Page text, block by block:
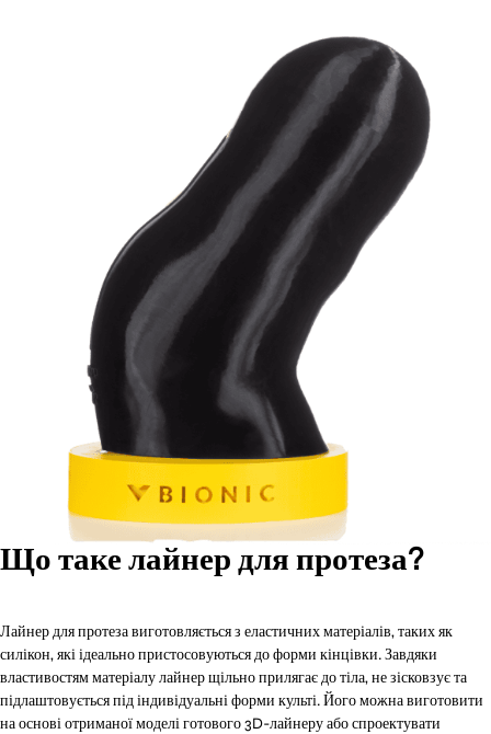
Що таке лайнер для протеза?
Лайнер для протеза виготовляється з еластичних матеріалів, таких як
силікон, які ідеально пристосовуються до форми кінцівки. Завдяки
властивостям матеріалу лайнер щільно прилягає до тіла, не зісковзує та
підлаштовується під індивідуальні форми культі. Його можна виготовити
на основі отриманої моделі готового 3D-лайнеру або спроектувати